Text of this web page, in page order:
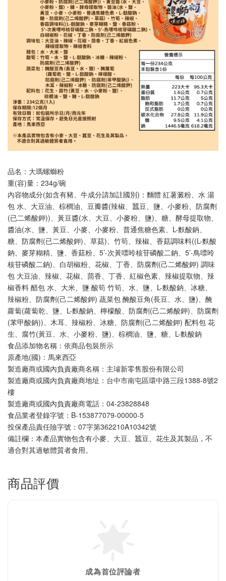
品名：大瑪螺螄粉
重(容)量：234g/碗
內容物成分(如含有豬、牛成分請加註國別)：麵體 紅薯澱粉、水 湯
包 水、大豆油、棕櫚油、豆瓣醬(辣椒、蠶豆、鹽、小麥粉、防腐劑
(已二烯酸鉀))、黃豆醬(水、大豆、小麥粉、鹽)、糖、酵母提取物、
醬油(水、鹽、黃豆、小麥、小麥粉、普通焦糖色素、L-麩酸鈉、
糖、防腐劑(已二烯酸鉀)、草菇)、竹筍、辣椒、香菇調味料((L-麩酸
鈉、麥芽糊精、鹽、香菇粉、5’-次黃嘌呤核苷磷酸二鈉、5’-鳥嘌呤
核苷磷酸二鈉)、白胡椒粉、花椒、丁香、防腐劑(己二烯酸鉀) 調味
包 大豆油、辣椒、花椒、茴香、丁香、紅椒色素、辣椒提取物、辣
椒香料 醋包 水、大米、鹽 酸筍 竹筍、水、鹽、L-麩酸鈉、冰糖、
辣椒粉、防腐劑(己二烯酸鉀) 蔬菜包 醃酸豆角(長豆、水、鹽)、醃
蘿蔔(蘿蔔乾、鹽、L-麩酸鈉、檸檬酸、防腐劑(己二烯酸鉀)、防腐劑
(苯甲酸鈉))、木耳、辣椒粉、冰糖、防腐劑(己二烯酸鉀) 配料包 花
生、腐竹(黃豆、水、小麥粉、鹽)、棕櫚油、鹽、糖、L-麩酸鈉
食品添加物名稱：依商品包裝所示
原產地(國)：馬來西亞
製造廠商或國內負責廠商名稱：主璿新零售股份有限公司
製造廠商或國內負責廠商地址：台中市南屯區環中路三段1388-8號2
樓
製造廠商或國內負責廠商電話：04-23828848
食品業者登錄字號：B-153877079-00000-5
投保產品責任險字號：07字第362210A10342號
備註欄：本產品實物包含有小麥、大豆、蠶豆、花生及其製品，不
適合對其過敏體質者食用。
商品評價
成為首位評論者